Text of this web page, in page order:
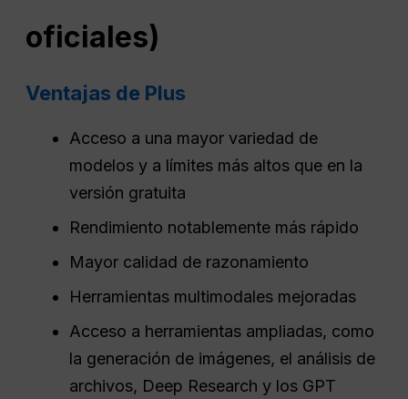
oficiales)
Ventajas de Plus
Acceso a una mayor variedad de
modelos y a límites más altos que en la
versión gratuita
Rendimiento notablemente más rápido
Mayor calidad de razonamiento
Herramientas multimodales mejoradas
Acceso a herramientas ampliadas, como
la generación de imágenes, el análisis de
archivos, Deep Research y los GPT